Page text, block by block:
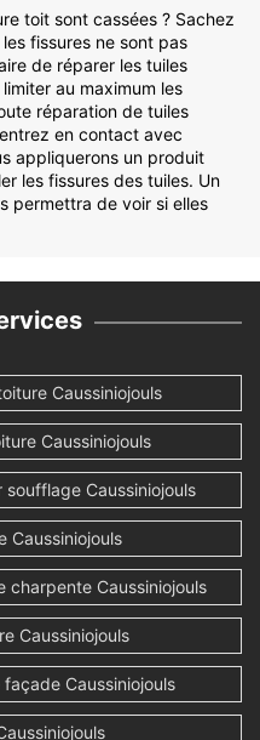
toit sont cassées ? Sachez
fissures ne sont pas
de réparer les tuiles
au maximum les
réparation de tuiles
en contact avec
appliquerons un produit
les fissures des tuiles. Un
permettra de voir si elles
Caussiniojouls
Caussiniojouls
Caussiniojouls
Caussiniojouls
charpente Caussiniojouls
Caussiniojouls
Caussiniojouls